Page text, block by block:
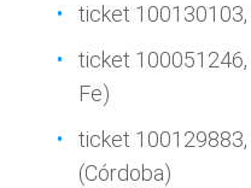
ticket
ticket 100051246,
Fe)
ticket
(Córdoba)